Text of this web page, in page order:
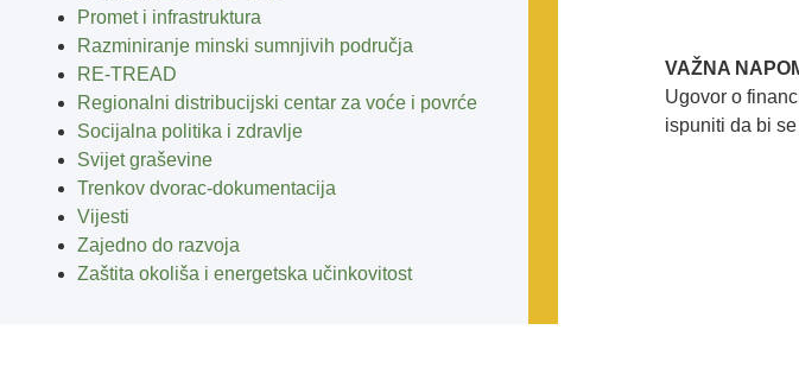
Promet i infrastruktura
Razminiranje minski sumnjivih područja
RE-TREAD
Regionalni distribucijski centar za voće i povrće
Socijalna politika i zdravlje
Svijet graševine
Trenkov dvorac-dokumentacija
Vijesti
Zajedno do razvoja
Zaštita okoliša i energetska učinkovitost
VAŽNA
Ugovor o
ispuniti da bi